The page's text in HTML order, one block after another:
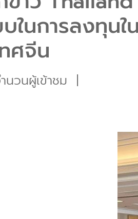
ในการลงทุนใ
ศจีน
นวนผู้เข้าชม |